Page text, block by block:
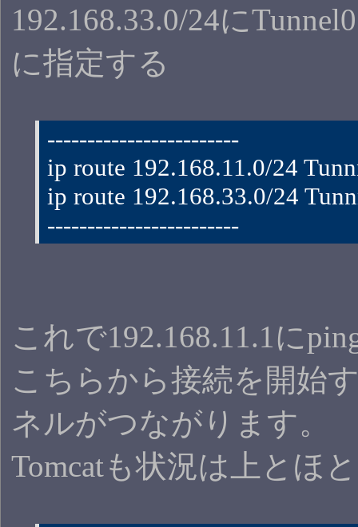
192.168.33.0/24に
に指定する
------------------------
ip route 192.168.11.0/24
ip route 192.168.33.0/24
------------------------
これで192.168.11.1に
こちらから接続を開始
ネルがつながります。
Tomcatも状況は上とほ